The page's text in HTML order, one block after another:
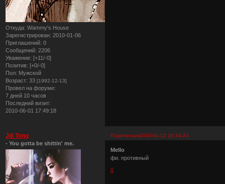
Откуда: Wammy's House
Зарегистрирован: 2010-01-06
Приглашений: 0
Сообщений: 2206
Уважение: [+11/-0]
Позитив: [+0/-0]
Пол: Мужской
Возраст: 33 [1992-12-13]
Провел на форуме:
7 дней 10 часов
Последний визит:
2010-06-01 17:49:18
Поделиться2010-01-12 16:34:24
Jill Tong
- You gotta be shittin' me.
Mello
фи. противный
0